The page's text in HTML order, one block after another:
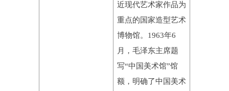
近现代艺术家作品为
重点的国家造型艺术
博物馆。1963年6
月，毛泽东主席题
写“中国美术馆”馆
额，明确了中国美术